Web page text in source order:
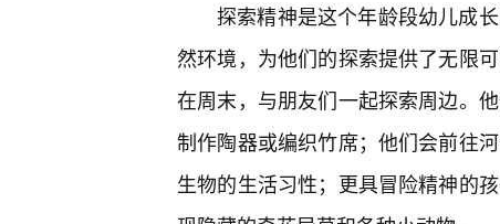
探索精神是这个年龄段幼儿成
然环境，为他们的探索提供了无限
在周末，与朋友们一起探索周边。
制作陶器或编织竹席；他们会前往
生物的生活习性；更具冒险精神的